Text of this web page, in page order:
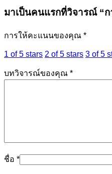
มาเป็นคนแรกที่วิจารณ์ “ก
การให้คะแนนของคุณ *
1 of 5 stars 2 of 5 stars 3 of 5
บทวิจารณ์ของคุณ *
ชื่อ *